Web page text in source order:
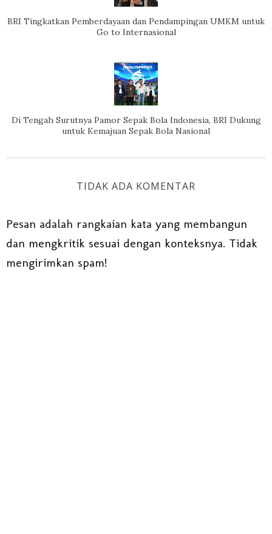
BRI Tingkatkan Pemberdayaan dan Pendampingan UMKM untuk
Go to Internasional
Di Tengah Surutnya Pamor Sepak Bola Indonesia, BRI Dukung
untuk Kemajuan Sepak Bola Nasional
TIDAK ADA KOMENTAR
Pesan adalah rangkaian kata yang membangun
dan mengkritik sesuai dengan konteksnya. Tidak
mengirimkan spam!